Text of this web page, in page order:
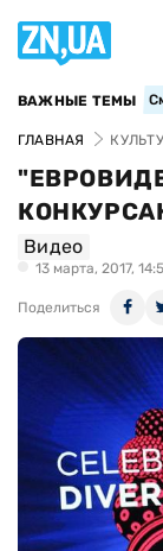
ВАЖНЫЕ ТЕМЫ
ГЛАВНАЯ
Видео
13 марта, 2017,
Поделиться